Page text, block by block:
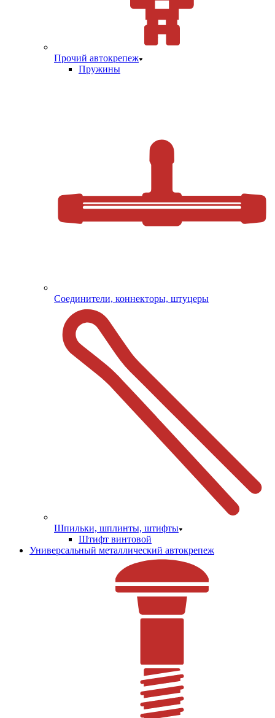
Прочий автокрепеж
Пружины
Соединители, коннекторы, штуцеры
Шпильки, шплинты, штифты
Штифт винтовой
Универсальный металлический автокрепеж